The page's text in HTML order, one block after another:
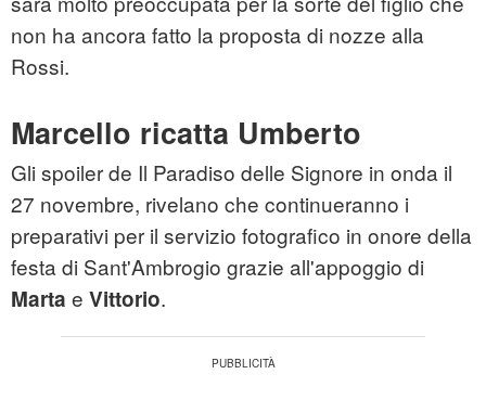
non ha ancora fatto la proposta di nozze alla
Rossi.
Marcello ricatta Umberto
Gli spoiler de Il Paradiso delle Signore in onda il
27 novembre, rivelano che continueranno i
preparativi per il servizio fotografico in onore della
festa di Sant'Ambrogio grazie all'appoggio di
Marta e Vittorio.